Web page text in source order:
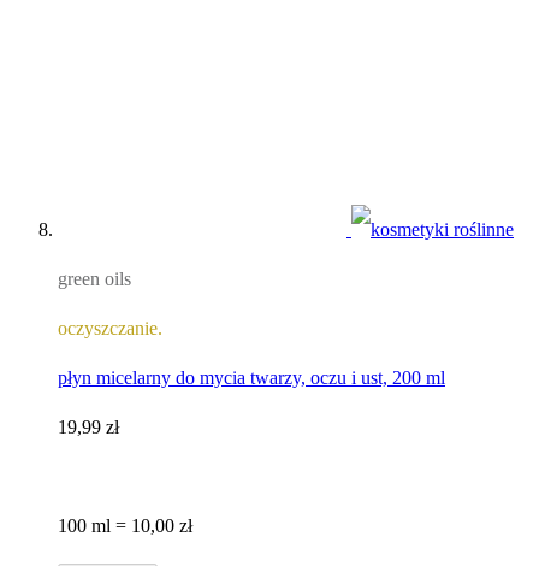
green oils
oczyszczanie.
płyn micelarny do mycia twarzy, oczu i ust, 200 ml
19,99 zł
100 ml = 10,00 zł